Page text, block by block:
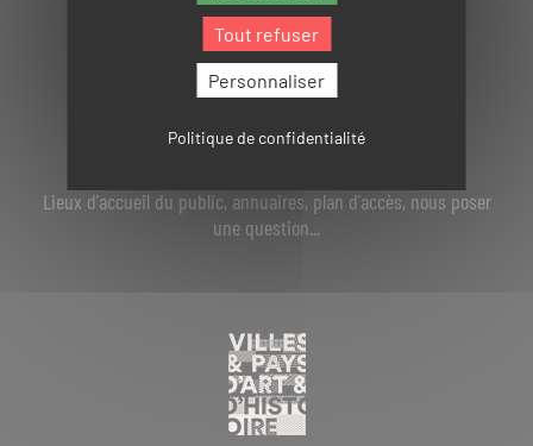
Lieux d'accueil du public, annuaires, plan d'accès, nous poser
une question...
Tout refuser
Personnaliser
Politique de confidentialité